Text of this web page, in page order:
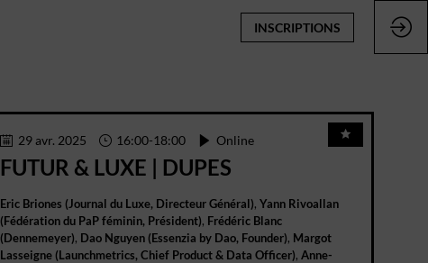
INSCRIPTIONS
29 avr. 2025 16:00-18:00 Online
FUTUR & LUXE | DUPES
Eric Briones (Journal du Luxe, Directeur Général) Yann Rivoallan
(Fédération du PaP féminin, Président) Frédéric Blanc
(Dennemeyer) Dao Nguyen (Essenzia by Dao, Founder) Margot
Lasseigne (Launchmetrics, Chief Product & Data Officer) Anne-